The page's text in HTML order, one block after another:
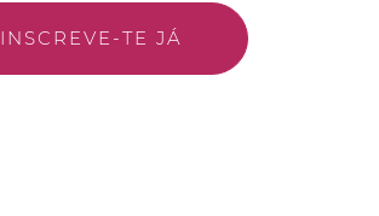
INSCREVE-TE JÁ